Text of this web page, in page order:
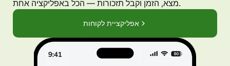
מצא, הזמן וקבל תזכורות — הכל באפליקציה אחת.
אפליקציית לקוחות